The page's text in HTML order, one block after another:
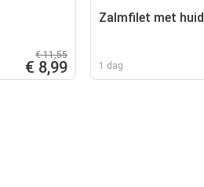
€ 11,55
€ 8,99
Zalmfilet met huid
1 dag